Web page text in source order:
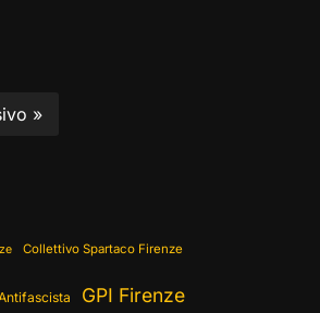
»
Collettivo Spartaco Firenze
GPI Firenze